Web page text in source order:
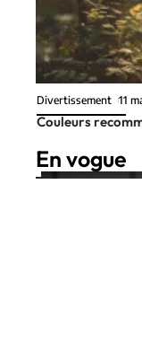
Divertissement 11
Couleurs
En vogue